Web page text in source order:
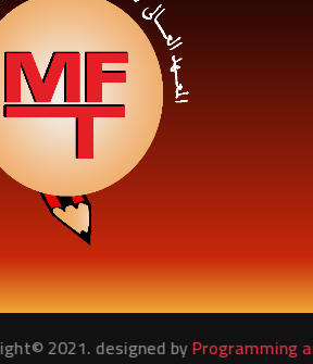
2021. designed by Programming